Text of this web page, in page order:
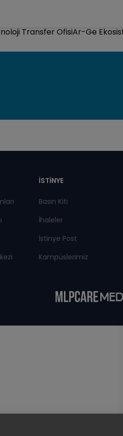
Transfer OfisiAr-Ge
İSTİNYE
Basın Kiti
İhaleler
İstinye Post
Kampüslerimiz